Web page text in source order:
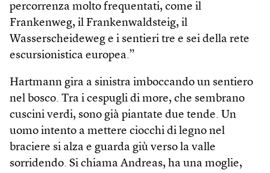
percorrenza molto frequentati, come il
Frankenweg, il Frankenwaldsteig, il
Wasserscheideweg e i sentieri tre e sei della rete
escursionistica europea.”
Hartmann gira a sinistra imboccando un sentiero
nel bosco. Tra i cespugli di more, che sembrano
cuscini verdi, sono già piantate due tende. Un
uomo intento a mettere ciocchi di legno nel
braciere si alza e guarda giù verso la valle
sorridendo. Si chiama Andreas, ha una moglie,